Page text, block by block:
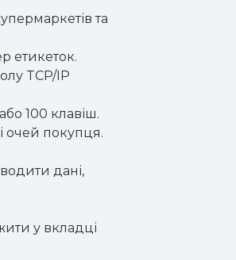
та
етикеток.
TCP/IP
100 клавіш.
очей покупця.
дані,
у вкладці